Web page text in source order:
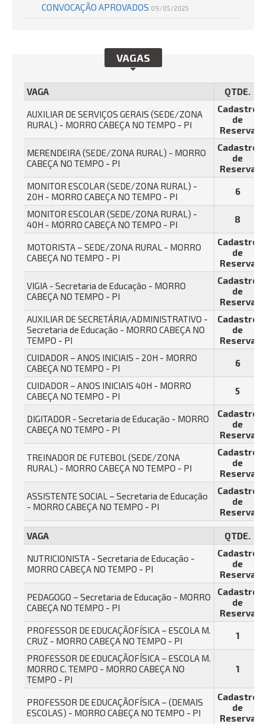
CONVOCAÇÃO APROVADOS 09/05/2025
VAGAS
VAGA QTDE.
AUXILIAR DE SERVIÇOS GERAIS (SEDE/ZONA
RURAL) - MORRO CABEÇA NO TEMPO - PI
Cadastro
de
Reserva
MERENDEIRA (SEDE/ZONA RURAL) - MORRO
CABEÇA NO TEMPO - PI
Cadastro
de
Reserva
MONITOR ESCOLAR (SEDE/ZONA RURAL) -
20H - MORRO CABEÇA NO TEMPO - PI
6
MONITOR ESCOLAR (SEDE/ZONA RURAL) -
40H - MORRO CABEÇA NO TEMPO - PI
8
MOTORISTA – SEDE/ZONA RURAL - MORRO
CABEÇA NO TEMPO - PI
Cadastro
de
Reserva
VIGIA - Secretaria de Educação - MORRO
CABEÇA NO TEMPO - PI
Cadastro
de
Reserva
AUXILIAR DE SECRETÁRIA/ADMINISTRATIVO -
Secretaria de Educação - MORRO CABEÇA NO
TEMPO - PI
Cadastro
de
Reserva
CUIDADOR – ANOS INICIAIS - 20H - MORRO
CABEÇA NO TEMPO - PI
6
CUIDADOR – ANOS INICIAIS 40H - MORRO
CABEÇA NO TEMPO - PI
5
DIGITADOR - Secretaria de Educação - MORRO
CABEÇA NO TEMPO - PI
Cadastro
de
Reserva
TREINADOR DE FUTEBOL (SEDE/ZONA
RURAL) - MORRO CABEÇA NO TEMPO - PI
Cadastro
de
Reserva
ASSISTENTE SOCIAL – Secretaria de Educação
- MORRO CABEÇA NO TEMPO - PI
Cadastro
de
Reserva
VAGA QTDE.
NUTRICIONISTA - Secretaria de Educação -
MORRO CABEÇA NO TEMPO - PI
Cadastro
de
Reserva
PEDAGOGO – Secretaria de Educação - MORRO
CABEÇA NO TEMPO - PI
Cadastro
de
Reserva
PROFESSOR DE EDUCAÇÃOFÍSICA – ESCOLA M.
CRUZ - MORRO CABEÇA NO TEMPO - PI
1
PROFESSOR DE EDUCAÇÃOFÍSICA – ESCOLA M.
MORRO C. TEMPO - MORRO CABEÇA NO
TEMPO - PI
1
PROFESSOR DE EDUCAÇÃOFÍSICA – (DEMAIS
ESCOLAS) - MORRO CABEÇA NO TEMPO - PI
Cadastro
de
Reserva